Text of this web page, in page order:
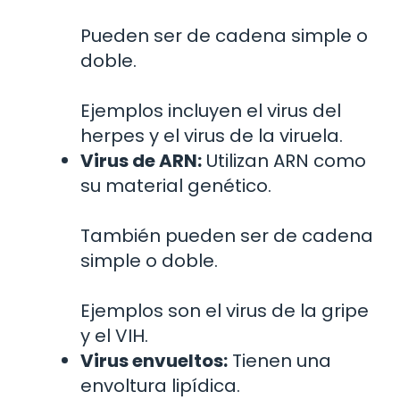
Pueden ser de cadena simple o
doble.
Ejemplos incluyen el virus del
herpes y el virus de la viruela.
Virus de ARN: Utilizan ARN como
su material genético.
También pueden ser de cadena
simple o doble.
Ejemplos son el virus de la gripe
y el VIH.
Virus envueltos: Tienen una
envoltura lipídica.